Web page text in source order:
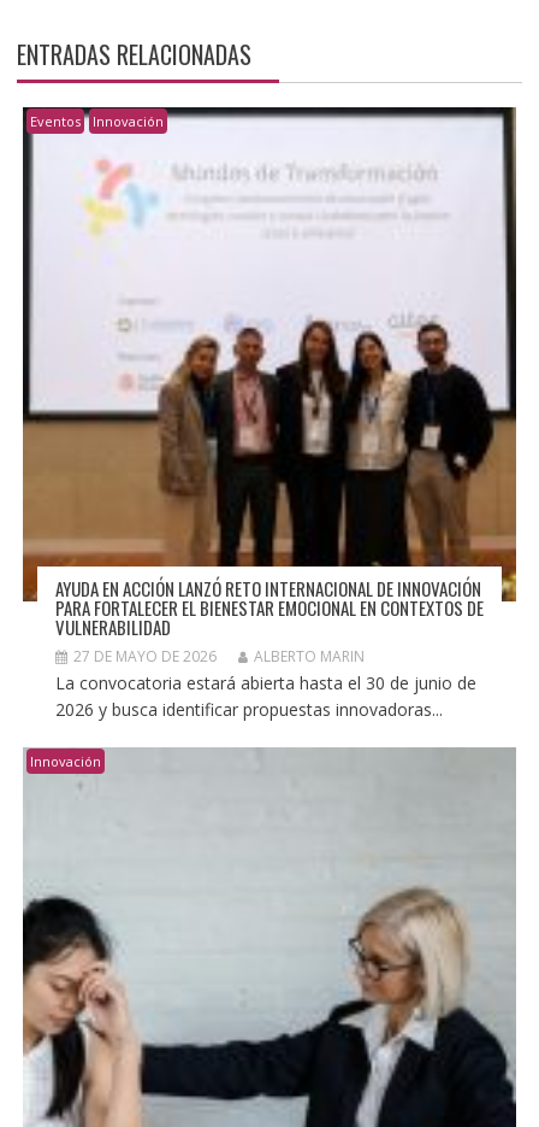
ENTRADAS RELACIONADAS
Eventos Innovación
AYUDA EN ACCIÓN LANZÓ RETO INTERNACIONAL DE INNOVACIÓN
PARA FORTALECER EL BIENESTAR EMOCIONAL EN CONTEXTOS DE
VULNERABILIDAD
27 DE MAYO DE 2026 ALBERTO MARIN
La convocatoria estará abierta hasta el 30 de junio de
2026 y busca identificar propuestas innovadoras...
Innovación